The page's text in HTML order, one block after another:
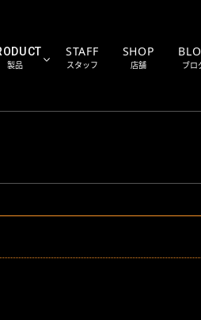
製品
MOTOR
DYNO
TRUCK
STAFF
スタッフ
SHOP
店舗 ブロ